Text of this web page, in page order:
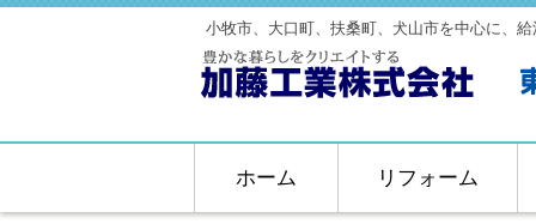
小牧市、大口町、扶桑町、犬山市を中心に、
ホーム リフォーム